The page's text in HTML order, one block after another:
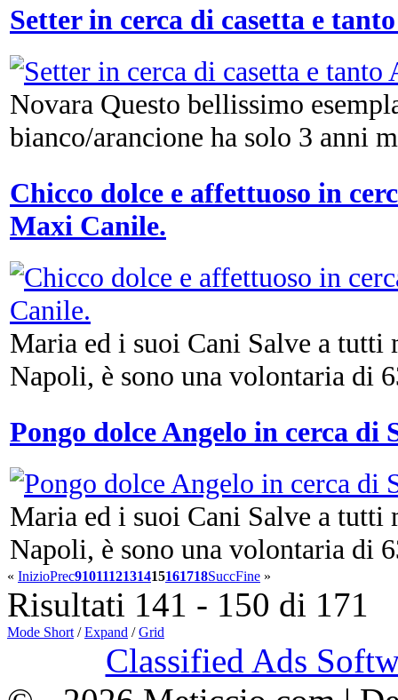
Setter in cerca di casetta e
Novara Questo bellissimo
bianco/arancione ha solo 3 anni
Chicco dolce e affettuoso in
Maxi Canile.
Maria ed i suoi Cani Salve a tutti
Napoli, è sono una volontaria di
Pongo dolce Angelo in cerca di
Maria ed i suoi Cani Salve a tutti
Napoli, è sono una volontaria di
« InizioPrec9101112131415161718SuccFine »
Risultati 141 - 150 di 171
Mode Short/Expand /Grid
Classified Ads